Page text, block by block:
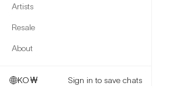
Artists
Resale
About
KO₩ Sign in to save chats